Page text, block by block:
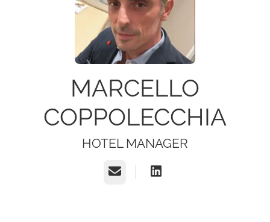
MARCELLO
COPPOLECCHIA
HOTEL MANAGER
E-mail